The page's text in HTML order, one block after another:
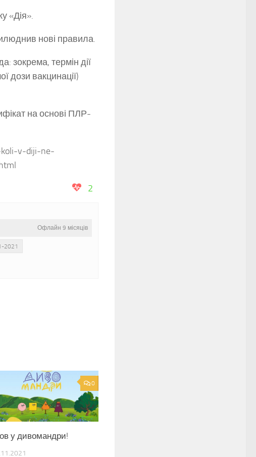
«Дія».
нові правила.
зокрема, термін дії
дози вакцинації)
на основі ПЛР-
v-diji-ne-
2
Офлайн 9 місяців
2021
0
у дивомандри!